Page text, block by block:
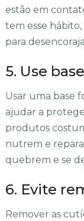
estão em
tem esse
para
5. Use
Usar uma base
ajudar a
produtos
nutrem e
quebrem e se
6. Evite
Remover as